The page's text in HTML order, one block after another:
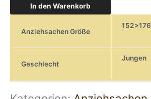
In den Warenkorb
Anziehsachen Größe
152>176
Geschlecht
Jungen